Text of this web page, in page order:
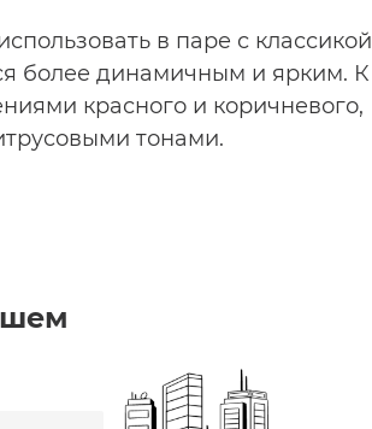
в паре с классикой
более динамичным и ярким. К
красного и коричневого,
тонами.